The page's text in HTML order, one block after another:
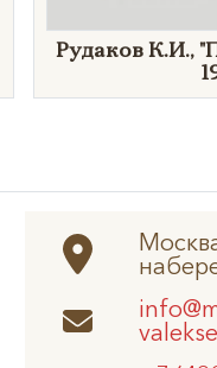
Рудаков К.И.,